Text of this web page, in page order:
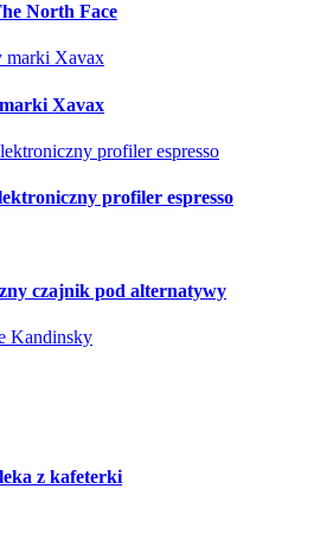
North Face
Xavax
profiler espresso
czajnik pod alternatywy
z kafeterki